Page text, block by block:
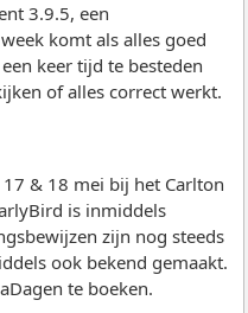
3.9.5, een
komt als alles goed
keer tijd te besteden
of alles correct werkt.
& 18 mei bij het Carlton
is inmiddels
zijn nog steeds
ook bekend gemaakt.
te boeken.